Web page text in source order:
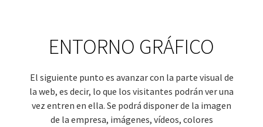
ENTORNO GRÁFICO
El siguiente punto es avanzar con la parte visual de
la web, es decir, lo que los visitantes podrán ver una
vez entren en ella. Se podrá disponer de la imagen
de la empresa, imágenes, vídeos, colores